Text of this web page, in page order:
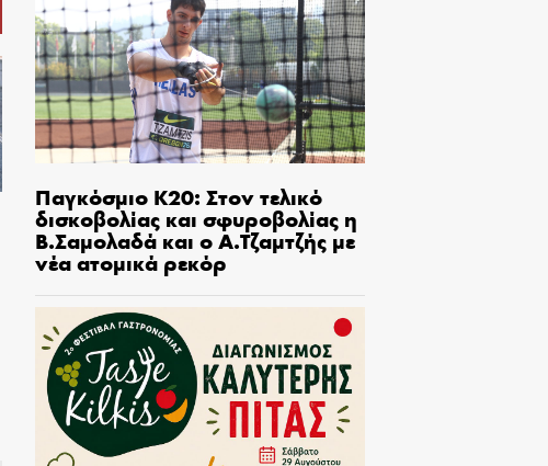
Παγκόσμιο Κ20: Στον τελικό
δισκοβολίας και σφυροβολίας η
Β.Σαμολαδά και ο Α.Τζαμτζής με
νέα ατομικά ρεκόρ